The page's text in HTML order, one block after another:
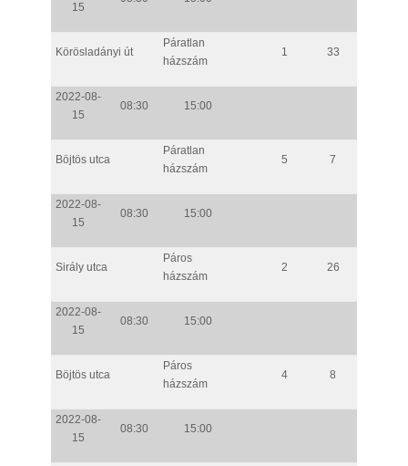
15
Körösladányi út
Páratlan
házszám
1 33
2022-08-
15
08:30 15:00
Böjtös utca
Páratlan
házszám
5 7
2022-08-
15
08:30 15:00
Sirály utca
Páros
házszám
2 26
2022-08-
15
08:30 15:00
Böjtös utca
Páros
házszám
4 8
2022-08-
15
08:30 15:00